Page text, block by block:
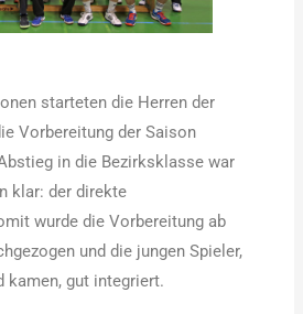
starteten die Herren der
Vorbereitung der Saison
in die Bezirksklasse war
klar: der direkte
wurde die Vorbereitung ab
und die jungen Spieler,
kamen, gut integriert.